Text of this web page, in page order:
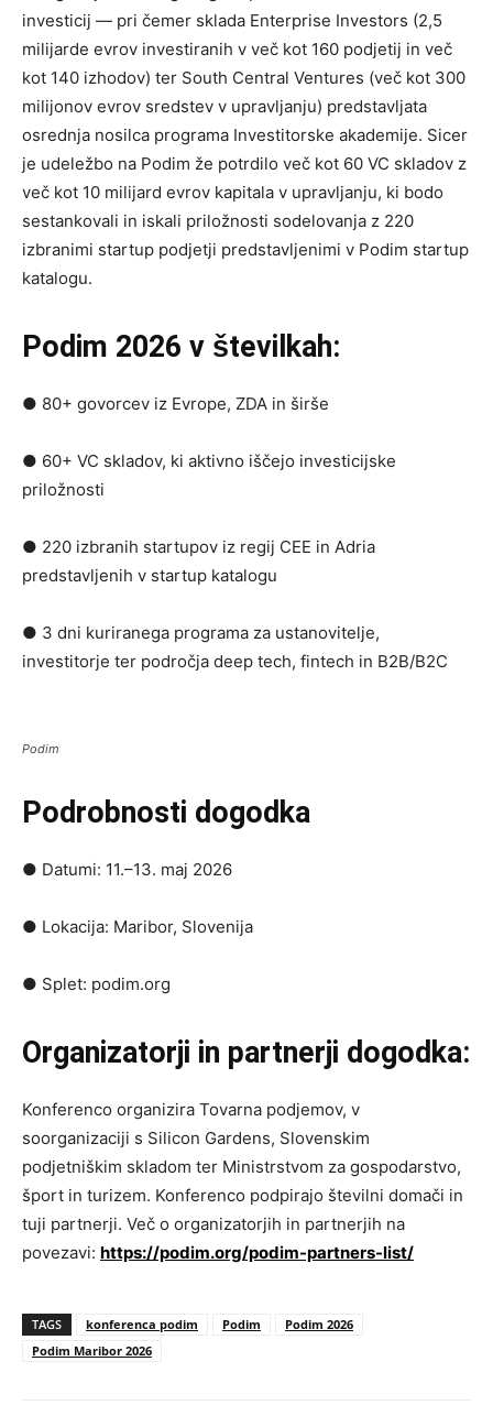
investicij — pri čemer sklada Enterprise Investors (2,5
milijarde evrov investiranih v več kot 160 podjetij in več
kot 140 izhodov) ter South Central Ventures (več kot 300
milijonov evrov sredstev v upravljanju) predstavljata
osrednja nosilca programa Investitorske akademije. Sicer
je udeležbo na Podim že potrdilo več kot 60 VC skladov z
več kot 10 milijard evrov kapitala v upravljanju, ki bodo
sestankovali in iskali priložnosti sodelovanja z 220
izbranimi startup podjetji predstavljenimi v Podim startup
katalogu.
Podim 2026 v številkah:
● 80+ govorcev iz Evrope, ZDA in širše
● 60+ VC skladov, ki aktivno iščejo investicijske
priložnosti
● 220 izbranih startupov iz regij CEE in Adria
predstavljenih v startup katalogu
● 3 dni kuriranega programa za ustanovitelje,
investitorje ter področja deep tech, fintech in B2B/B2C
Podim
Podrobnosti dogodka
● Datumi: 11.–13. maj 2026
● Lokacija: Maribor, Slovenija
● Splet: podim.org
Organizatorji in partnerji dogodka:
Konferenco organizira Tovarna podjemov, v
soorganizaciji s Silicon Gardens, Slovenskim
podjetniškim skladom ter Ministrstvom za gospodarstvo,
šport in turizem. Konferenco podpirajo številni domači in
tuji partnerji. Več o organizatorjih in partnerjih na
povezavi: https://podim.org/podim-partners-list/
TAGS konferenca podim Podim
Podim 2026
Podim Maribor 2026